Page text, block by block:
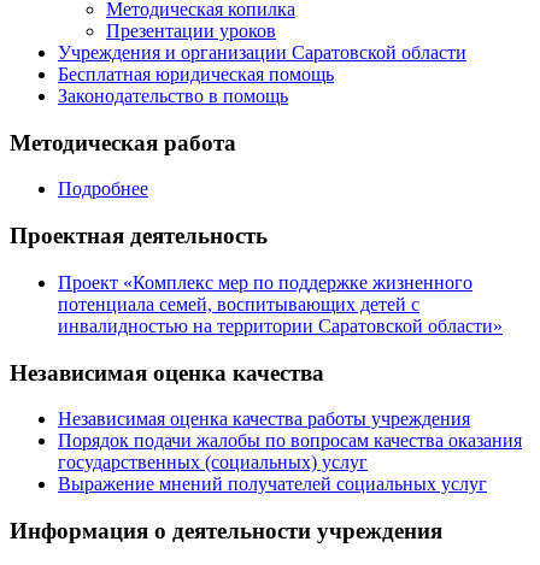
Методическая копилка
Презентации уроков
Учреждения и организации Саратовской области
Бесплатная юридическая помощь
Законодательство в помощь
Методическая работа
Подробнее
Проектная деятельность
Проект «Комплекс мер по поддержке жизненного
потенциала семей, воспитывающих детей с
инвалидностью на территории Саратовской области»
Независимая оценка качества
Независимая оценка качества работы учреждения
Порядок подачи жалобы по вопросам качества оказания
государственных (социальных) услуг
Выражение мнений получателей социальных услуг
Информация о деятельности учреждения